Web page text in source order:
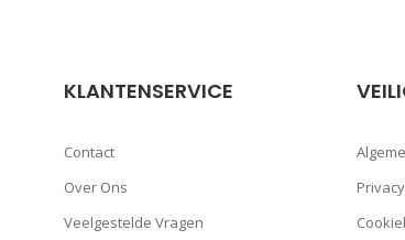
KLANTENSERVICE
Contact
Over Ons
Veelgestelde Vragen